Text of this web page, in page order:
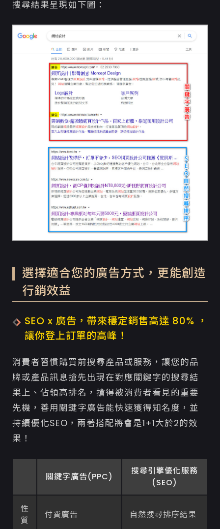
搜尋結果呈現如下圖：
選擇適合您的廣告方式，更能創造
行銷效益
SEO x 廣告，帶來穩定銷售高達 80% ，
讓你登上訂單的高峰！
消費者習慣購買前搜尋產品或服務，讓您的品
牌或產品訊息搶先出現在對應關鍵字的搜尋結
果上、佔領高排名，搶得被消費者看見的重要
先機，善用關鍵字廣告能快速獲得知名度，並
持續優化SEO，兩著搭配將會是1+1大於2的效
果！
關鍵字廣告(PPC)
搜尋引擎優化服務
(SEO)
性
質
付費廣告 自然搜尋排序結果